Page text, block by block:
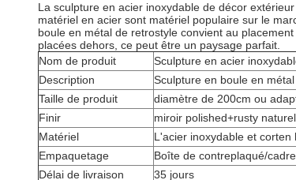
La sculpture en acier inoxydable de décor
matériel en acier sont matériel populaire sur le
boule en métal de retrostyle convient au
placées dehors, ce peut être un paysage parfait.
Nom de produit
Sculpture en acier
Description
Sculpture en boule en métal
Taille de produit
diamètre de 200cm ou
Finir
miroir polished+rusty
Matériel
L'acier inoxydable et corten
Empaquetage
Boîte de contreplaqué/
Délai de livraison
35 jours